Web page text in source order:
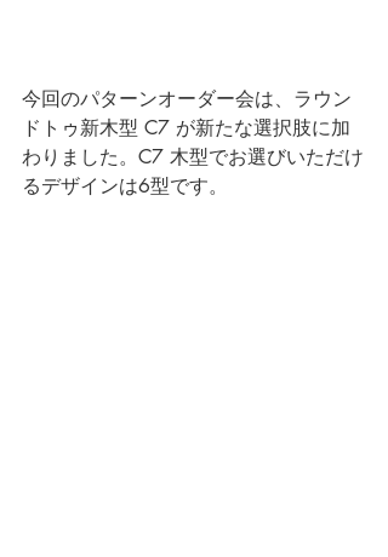
今回のパターンオーダー会は、ラウン
ドトゥ新木型 C7 が新たな選択肢に加
わりました。C7 木型でお選びいただけ
るデザインは6型です。